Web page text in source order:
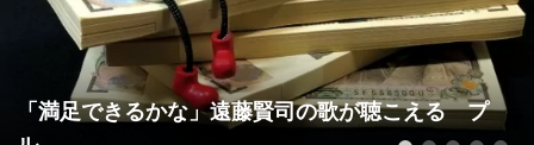
「満足できるかな」遠藤賢司の歌が聴こえる プ